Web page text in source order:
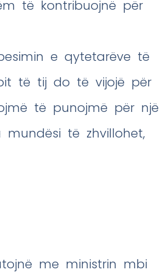
të kontribuojnë për
e qytetarëve të
të tij do të vijojë për
të punojmë për një
të zhvillohet,
me ministrin mbi